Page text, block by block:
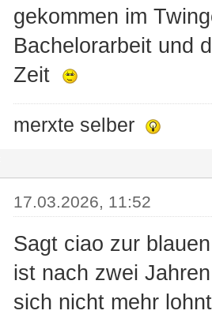
gekommen im
Bachelorarbeit und
Zeit
merxte selber
17.03.2026, 11:52
Sagt ciao zur
ist nach zwei
sich nicht mehr